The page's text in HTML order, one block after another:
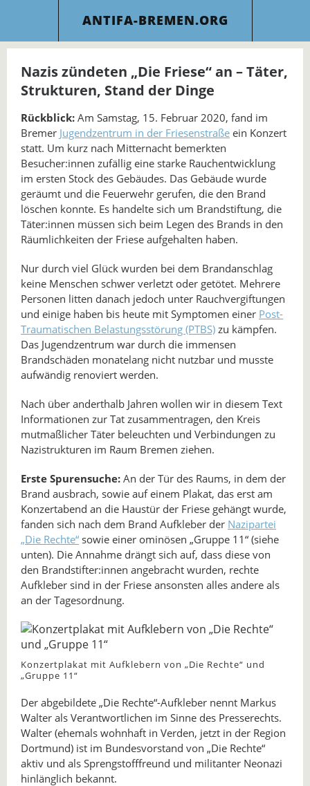
ANTIFA-BREMEN.ORG
Nazis zündeten „Die Friese“ an – Täter,
Strukturen, Stand der Dinge
Rückblick: Am Samstag, 15. Februar 2020, fand im
Bremer Jugendzentrum in der Friesenstraße ein Konzert
statt. Um kurz nach Mitternacht bemerkten
Besucher:innen zufällig eine starke Rauchentwicklung
im ersten Stock des Gebäudes. Das Gebäude wurde
geräumt und die Feuerwehr gerufen, die den Brand
löschen konnte. Es handelte sich um Brandstiftung, die
Täter:innen müssen sich beim Legen des Brands in den
Räumlichkeiten der Friese aufgehalten haben.
Nur durch viel Glück wurden bei dem Brandanschlag
keine Menschen schwer verletzt oder getötet. Mehrere
Personen litten danach jedoch unter Rauchvergiftungen
und einige haben bis heute mit Symptomen einer Post-
Traumatischen Belastungsstörung (PTBS) zu kämpfen.
Das Jugendzentrum war durch die immensen
Brandschäden monatelang nicht nutzbar und musste
aufwändig renoviert werden.
Nach über anderthalb Jahren wollen wir in diesem Text
Informationen zur Tat zusammentragen, den Kreis
mutmaßlicher Täter beleuchten und Verbindungen zu
Nazistrukturen im Raum Bremen ziehen.
Erste Spurensuche: An der Tür des Raums, in dem der
Brand ausbrach, sowie auf einem Plakat, das erst am
Konzertabend an die Haustür der Friese gehängt wurde,
fanden sich nach dem Brand Aufkleber der Nazipartei
„Die Rechte“ sowie einer ominösen „Gruppe 11“ (siehe
unten). Die Annahme drängt sich auf, dass diese von
den Brandstifter:innen angebracht wurden, rechte
Aufkleber sind in der Friese ansonsten alles andere als
an der Tagesordnung.
Konzertplakat mit Aufklebern von „Die Rechte“ und
„Gruppe 11“
Der abgebildete „Die Rechte“-Aufkleber nennt Markus
Walter als Verantwortlichen im Sinne des Presserechts.
Walter (ehemals wohnhaft in Verden, jetzt in der Region
Dortmund) ist im Bundesvorstand von „Die Rechte“
aktiv und als Sprengstofffreund und militanter Neonazi
hinlänglich bekannt.